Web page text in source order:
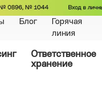
Блог
Горячая
линия
Ответственное
хранение